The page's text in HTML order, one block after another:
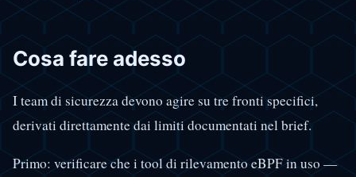
Cosa fare adesso
I team di sicurezza devono agire su tre fronti specifici,
derivati direttamente dai limiti documentati nel brief.
Primo: verificare che i tool di rilevamento eBPF in uso —